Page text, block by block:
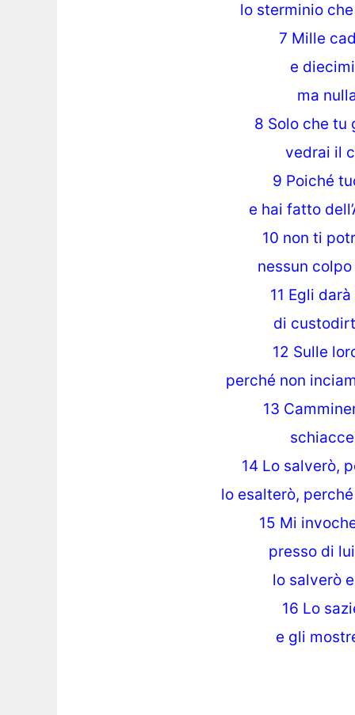
lo sterminio
7 Mille
e
ma
8 Solo che tu
vedrai il
9 Poiché
e hai fatto
10 non ti
nessun
11 Egli
di
12 Sulle
perché non
13
14 Lo salverò,
lo esalterò,
15 Mi
presso di
lo salverò
16 Lo
e gli